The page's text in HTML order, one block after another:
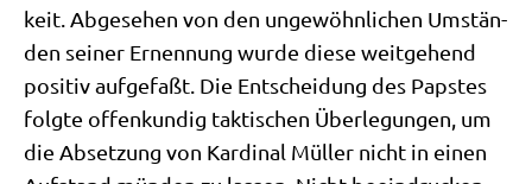
keit. Abge­se­hen von den unge­wöhn­li­chen Umstän­
den sei­ner Ernen­nung wur­de die­se weit­ge­hend
posi­tiv auf­ge­faßt. Die Ent­schei­dung des Pap­stes
folg­te offen­kun­dig tak­ti­schen Über­le­gun­gen, um
die Abset­zung von Kar­di­nal Mül­ler nicht in einen